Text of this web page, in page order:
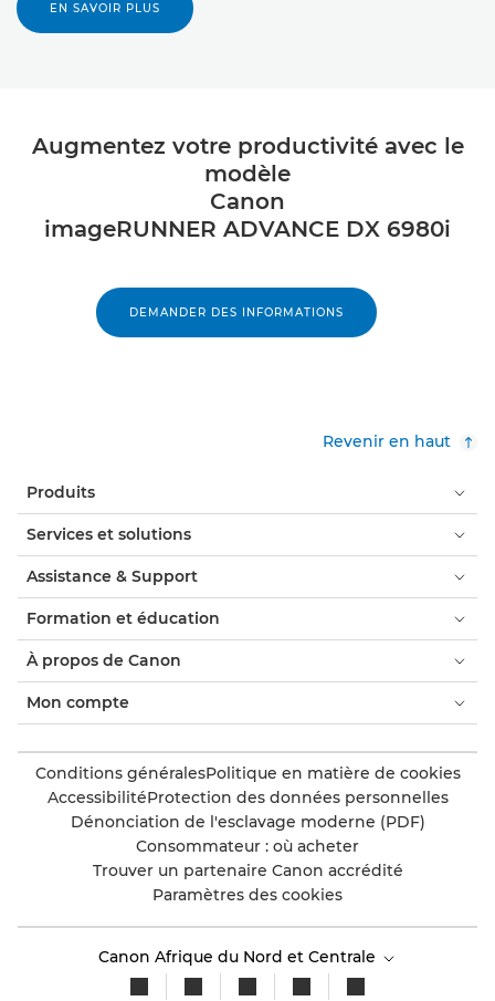
EN SAVOIR PLUS
Augmentez votre productivité avec le
modèle
Canon
imageRUNNER ADVANCE DX 6980i
DEMANDER DES INFORMATIONS
Revenir en haut
Produits
Services et solutions
Assistance & Support
Formation et éducation
À propos de Canon
Mon compte
Conditions généralesPolitique en matière de cookies
AccessibilitéProtection des données personnelles
Dénonciation de l'esclavage moderne (PDF)
Consommateur : où acheter
Trouver un partenaire Canon accrédité
Paramètres des cookies
Canon Afrique du Nord et Centrale